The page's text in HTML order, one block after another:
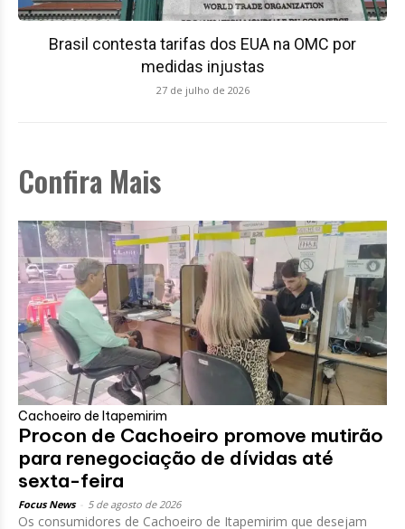
Brasil contesta tarifas dos EUA na OMC por
medidas injustas
27 de julho de 2026
Confira Mais
Cachoeiro de Itapemirim
Procon de Cachoeiro promove mutirão
para renegociação de dívidas até
sexta-feira
Focus News 5 de agosto de 2026
Os consumidores de Cachoeiro de Itapemirim que desejam